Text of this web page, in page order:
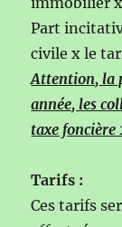
Part
civile x le
Attention, la
année, les
taxe foncière
Tarifs :
Ces tarifs